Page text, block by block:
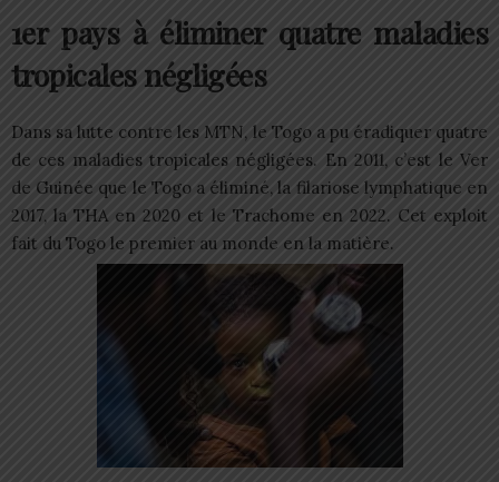
1er pays à éliminer quatre maladies
tropicales négligées
Dans sa lutte contre les MTN, le Togo a pu éradiquer quatre
de ces maladies tropicales négligées. En 2011, c’est le Ver
de Guinée que le Togo a éliminé, la filariose lymphatique en
2017, la THA en 2020 et le Trachome en 2022. Cet exploit
fait du Togo le premier au monde en la matière.